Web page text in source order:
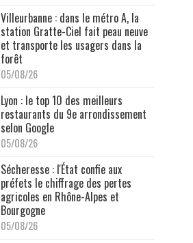
Villeurbanne : dans le métro A, la
station Gratte-Ciel fait peau neuve
et transporte les usagers dans la
forêt
05/08/26
Lyon : le top 10 des meilleurs
restaurants du 9e arrondissement
selon Google
05/08/26
Sécheresse : l'État confie aux
préfets le chiffrage des pertes
agricoles en Rhône-Alpes et
Bourgogne
05/08/26